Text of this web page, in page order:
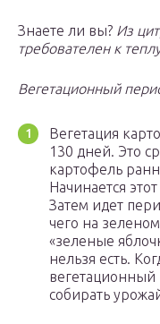
Знаете ли вы? Из
требователен к
Вегетационный
Вегетация
130 дней. Это
картофель
Начинается
Затем идет
чего на
«зеленые
нельзя есть.
вегетационный
собирать